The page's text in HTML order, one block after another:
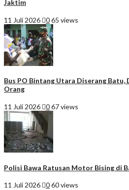
Jaktim
11 Juli 2026 065 views
Bus PO Bintang Utara Diserang Batu,
Orang
11 Juli 2026 067 views
Polisi Bawa Ratusan Motor Bising di
11 Juli 2026 060 views